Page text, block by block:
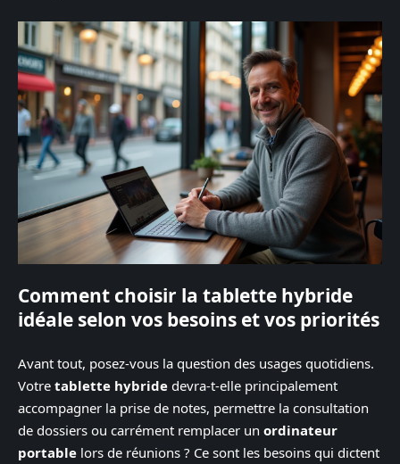
Comment choisir la tablette hybride
idéale selon vos besoins et vos priorités
Avant tout, posez-vous la question des usages quotidiens.
Votre tablette hybride devra-t-elle principalement
accompagner la prise de notes, permettre la consultation
de dossiers ou carrément remplacer un ordinateur
portable lors de réunions ? Ce sont les besoins qui dictent